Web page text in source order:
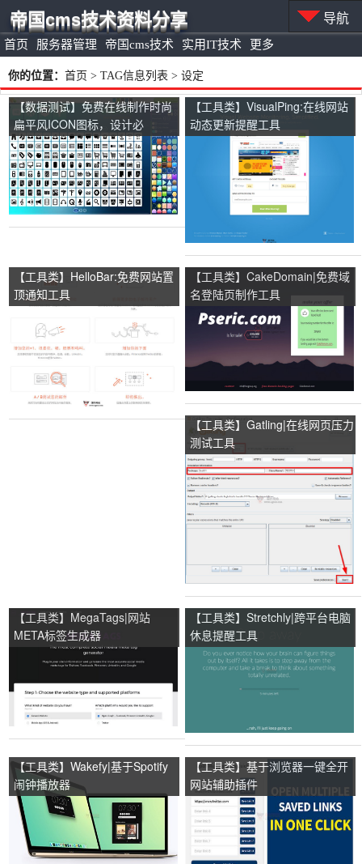
首页 服务器管理 帝国cms技术 实用IT技术 更多
帝国cms技术资料分享 导航
你的位置： 首页 > TAG信息列表 > 设定
【数据测试】免费在线制作时尚
扁平风ICON图标，设计必
备:FreeIconMaker
【工具类】VisualPing:在线网站
动态更新提醒工具
【工具类】HelloBar:免费网站置
顶通知工具
【工具类】CakeDomain|免费域
名登陆页制作工具
【工具类】Gatling|在线网页压力
测试工具
【工具类】MegaTags|网站
META标签生成器
【工具类】Stretchly|跨平台电脑
休息提醒工具
【工具类】Wakefy|基于Spotify
闹钟播放器
【工具类】基于浏览器一键全开
网站辅助插件